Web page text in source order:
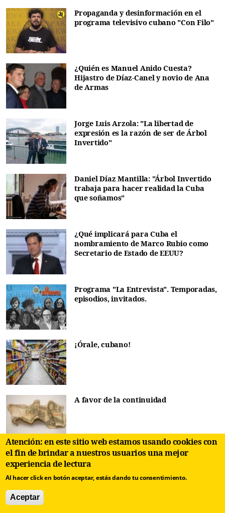
Propaganda y desinformación en el
programa televisivo cubano "Con Filo"
¿Quién es Manuel Anido Cuesta?
Hijastro de Díaz-Canel y novio de Ana
de Armas
Jorge Luis Arzola: "La libertad de
expresión es la razón de ser de Árbol
Invertido"
Daniel Díaz Mantilla: "Árbol Invertido
trabaja para hacer realidad la Cuba
que soñamos"
¿Qué implicará para Cuba el
nombramiento de Marco Rubio como
Secretario de Estado de EEUU?
Programa "La Entrevista". Temporadas,
episodios, invitados.
¡Órale, cubano!
A favor de la continuidad
El invisible pasto de un libro con (sin)
héroes
Atención: en este sitio web estamos usando cookies con
el fin de brindar a nuestros usuarios una mejor
experiencia de lectura
Al hacer click en botón aceptar, estás dando tu consentimiento.
Aceptar